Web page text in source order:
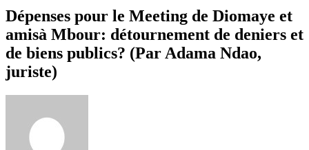
Dépenses pour le Meeting de Diomaye et
amisà Mbour: détournement de deniers et
de biens publics? (Par Adama Ndao,
juriste)